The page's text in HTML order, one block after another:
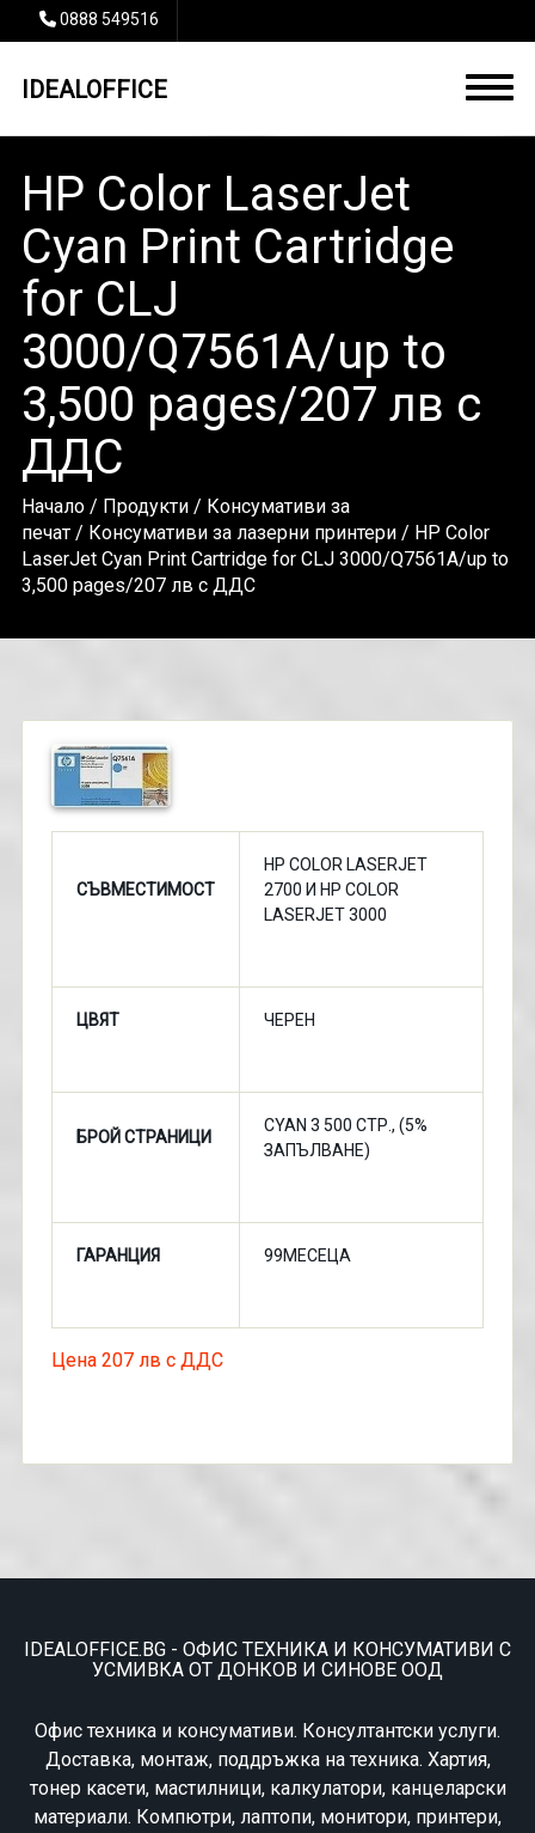
0888 549516
IDEALOFFICE
HP Color LaserJet
Cyan Print Cartridge
for CLJ
3000/Q7561A/up to
3,500 pages/207 лв с
ДДС
Начало/ Продукти/ Консумативи за
печат/ Консумативи за лазерни принтери/ HP Color
LaserJet Cyan Print Cartridge for CLJ 3000/Q7561A/up to
3,500 pages/207 лв с ДДС
СЪВМЕСТИМОСТ
HP COLOR LASERJET
2700 И HP COLOR
LASERJET 3000
ЦВЯТ ЧЕРЕН
БРОЙ СТРАНИЦИ
CYAN 3 500 СТР., (5%
ЗАПЪЛВАНЕ)
ГАРАНЦИЯ 99МЕСЕЦА
Цена 207 лв с ДДС
IDEALOFFICE.BG - ОФИС ТЕХНИКА И КОНСУМАТИВИ С
УСМИВКА ОТ ДОНКОВ И СИНОВЕ ООД
Офис техника и консумативи. Консултантски услуги.
Доставка, монтаж, поддръжка на техника. Хартия,
тонер касети, мастилници, калкулатори, канцеларски
материали. Компютри, лаптопи, монитори, принтери,